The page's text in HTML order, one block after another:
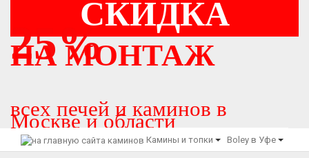
СКИДКА
25%
НА МОНТАЖ
всех печей и каминов в
Москве и области
Камины и топки Boley в Уфе